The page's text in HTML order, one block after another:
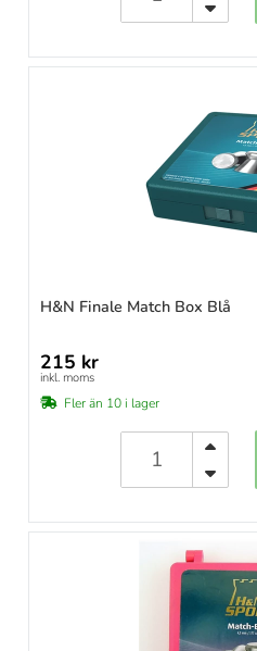
H&N Finale Match Box Blå
215 kr
inkl. moms
Fler än 10 i lager